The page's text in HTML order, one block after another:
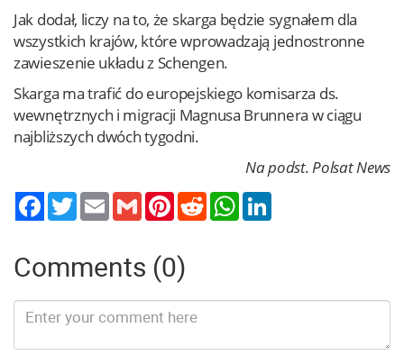
Jak dodał, liczy na to, że skarga będzie sygnałem dla
wszystkich krajów, które wprowadzają jednostronne
zawieszenie układu z Schengen.
Skarga ma trafić do europejskiego komisarza ds.
wewnętrznych i migracji Magnusa Brunnera w ciągu
najbliższych dwóch tygodni.
Na podst. Polsat News
TwitterEmail Gmail PinterestReddit WhatsApp
Comments (0)